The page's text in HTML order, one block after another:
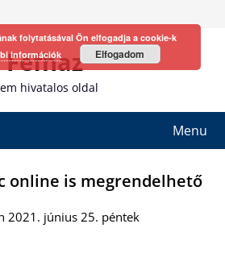
Fefhaz
hivatalos oldal
Menu
online is megrendelhető
2021. június 25. péntek
folytatásával Ön elfogadja a cookie-k
információk Elfogadom